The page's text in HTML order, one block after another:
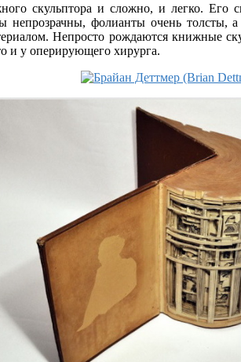
скульптора и сложно, и легко. Его
непрозрачны, фолианты очень
Непросто рождаются книжные
и у оперирующего хирурга.